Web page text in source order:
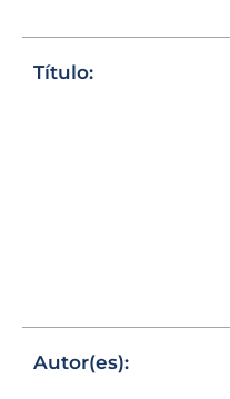
Título:
Autor(es):